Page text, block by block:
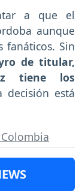
a que el
aunque
fanáticos. Sin
de titular,
tiene los
decisión está